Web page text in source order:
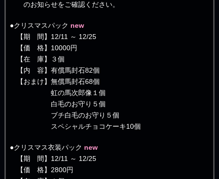
のお知らせをご確認ください。
●クリスマスパック new
【期 間】12/11 ～ 12/25
【価 格】10000円
【在 庫】３個
【内 容】有償馬封石82個
【おまけ】無償馬封石68個
虹の馬次郎像１個
白毛のお守り５個
ブチ白毛のお守り５個
スペシャルチョコケーキ10個
●クリスマス衣装パック new
【期 間】12/11 ～ 12/25
【価 格】2800円